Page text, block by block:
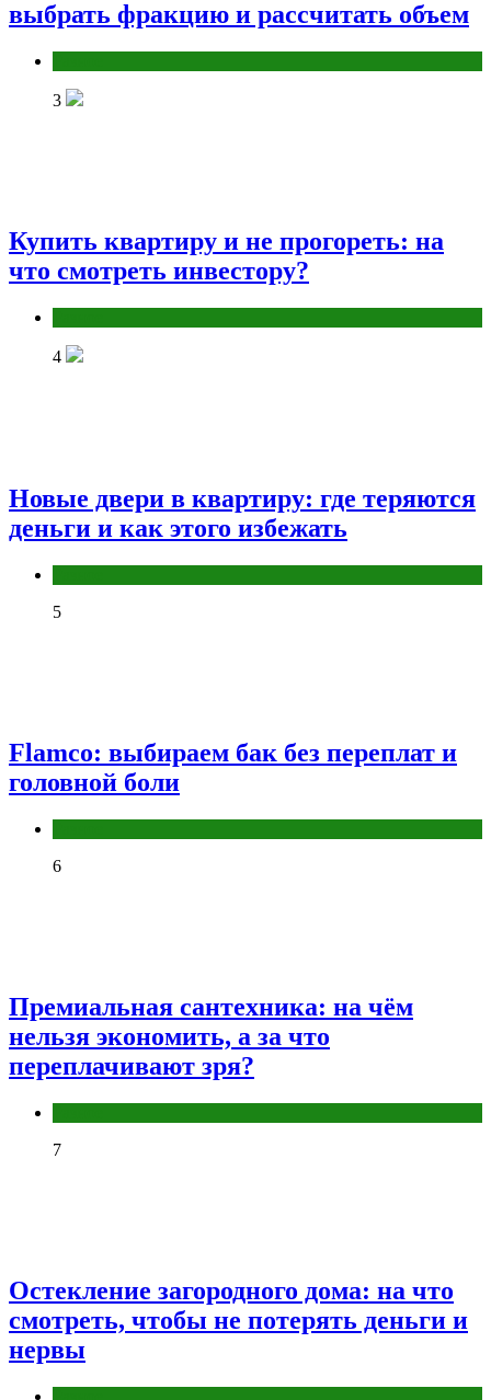
выбрать фракцию и рассчитать объем
3
Купить квартиру и не прогореть: на
что смотреть инвестору?
4
Новые двери в квартиру: где теряются
деньги и как этого избежать
5
Flamco: выбираем бак без переплат и
головной боли
6
Премиальная сантехника: на чём
нельзя экономить, а за что
переплачивают зря?
7
Остекление загородного дома: на что
смотреть, чтобы не потерять деньги и
нервы